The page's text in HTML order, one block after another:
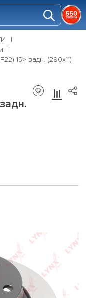
15> задн. (290x11)